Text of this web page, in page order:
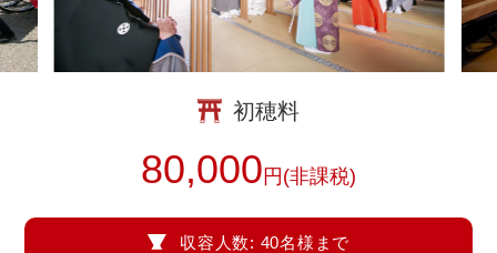
挙式の流れ
初穂料
80,000円(非課税)
収容人数: 40名様まで